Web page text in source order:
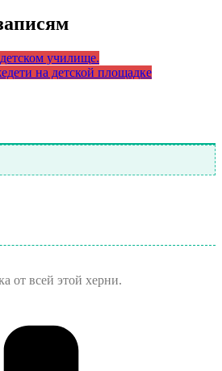
училище.
на детской площадке
от всей этой херни.